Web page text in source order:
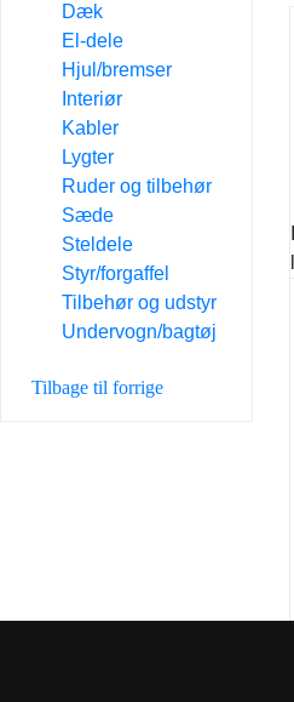
Dæk
El-dele
Hjul/bremser
Interiør
Kabler
Lygter
Ruder og tilbehør
Sæde
Steldele
Styr/forgaffel
Tilbehør og udstyr
Undervogn/bagtøj
Tilbage til forrige